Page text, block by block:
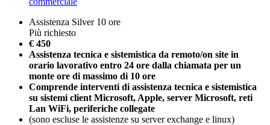
Assistenza Silver 10 ore
Più richiesto
€ 450
Assistenza tecnica e sistemistica da remoto/on site in
orario lavorativo entro 24 ore dalla chiamata per un
monte ore di massimo di 10 ore
Comprende interventi di assistenza tecnica e sistemistica
su sistemi client Microsoft, Apple, server Microsoft, reti
Lan WiFi, periferiche collegate
(sono escluse le assistenze su server exchange e linux)